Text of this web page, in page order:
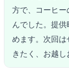
方で、コーヒ
んでした。提
めます。次回
きたく、お越し